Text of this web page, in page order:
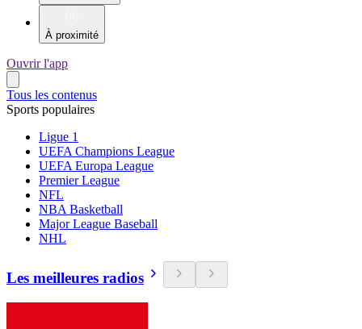
À proximité
Ouvrir l'app
Tous les contenus
Sports populaires
Ligue 1
UEFA Champions League
UEFA Europa League
Premier League
NFL
NBA Basketball
Major League Baseball
NHL
Les meilleures radios